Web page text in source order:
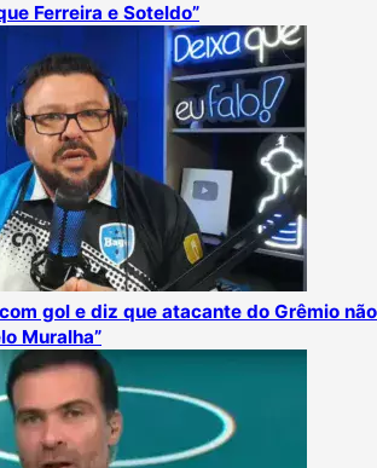
Ferreira e Soteldo”
gol e diz que atacante do Grêmio não
Muralha”